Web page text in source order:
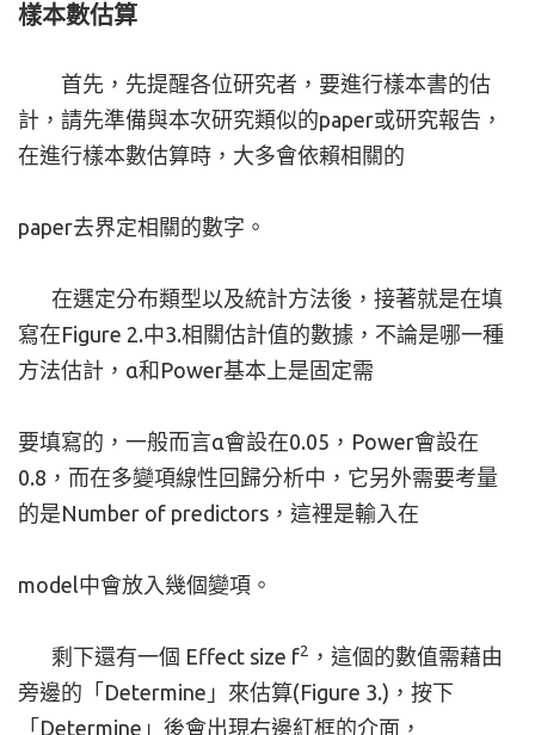
樣本數估算
首先，先提醒各位研究者，要進行樣本書的估
計，請先準備與本次研究類似的paper或研究報告，
在進行樣本數估算時，大多會依賴相關的
paper去界定相關的數字。
在選定分布類型以及統計方法後，接著就是在填
寫在Figure 2.中3.相關估計值的數據，不論是哪一種
方法估計，α和Power基本上是固定需
要填寫的，一般而言α會設在0.05，Power會設在
0.8，而在多變項線性回歸分析中，它另外需要考量
的是Number of predictors，這裡是輸入在
model中會放入幾個變項。
剩下還有一個 Effect size f2 ，這個的數值需藉由
旁邊的「Determine」來估算(Figure 3.)，按下
「Determine」後會出現右邊紅框的介面，